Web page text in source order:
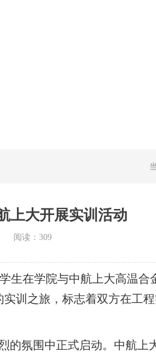
上大开展实训活动
阅读： 309
生在学院与中航上大高温合
训之旅，标志着双方在工
的氛围中正式启动。中航上